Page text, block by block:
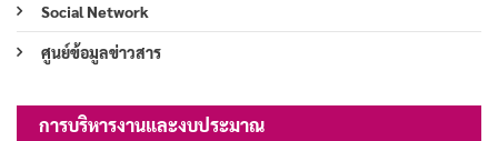
Social Network
ศูนย์ข้อมูลข่าวสาร
การบริหารงานและงบประมาณ